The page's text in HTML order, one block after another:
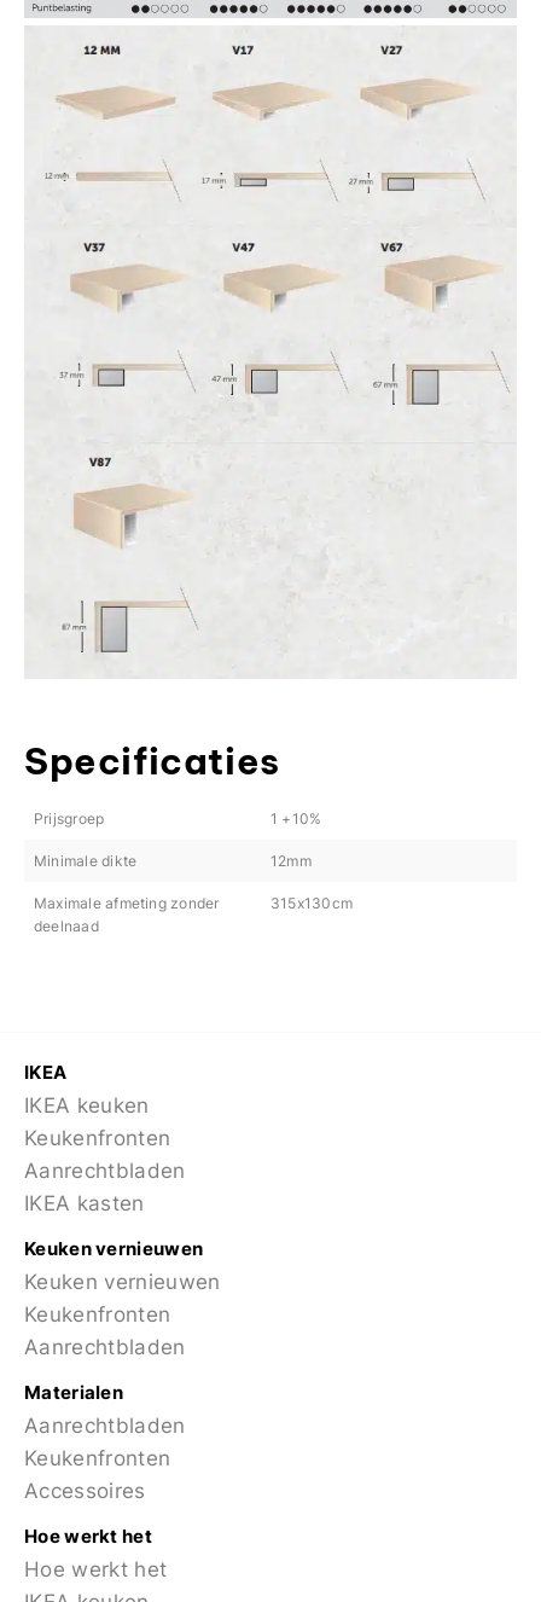
Specificaties
Prijsgroep 1 +10%
Minimale dikte 12mm
Maximale afmeting zonder
deelnaad
315x130cm
IKEA
IKEA keuken
Keukenfronten
Aanrechtbladen
IKEA kasten
Keuken vernieuwen
Keuken vernieuwen
Keukenfronten
Aanrechtbladen
Materialen
Aanrechtbladen
Keukenfronten
Accessoires
Hoe werkt het
Hoe werkt het